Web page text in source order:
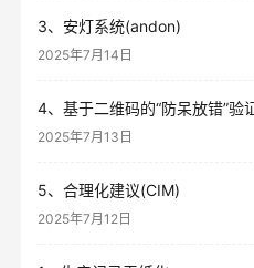
3、安灯系统(andon)
2025年7月14日
4、基于二维码的“防呆放错”验
2025年7月13日
5、合理化建议(CIM)
2025年7月12日